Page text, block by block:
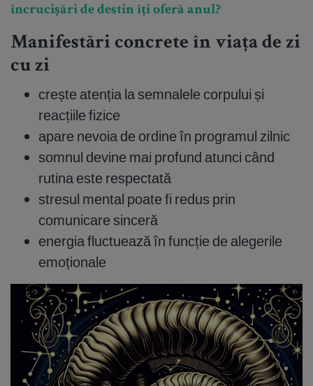
încrucișări de destin îți oferă anul?
Manifestări concrete în viața de zi
cu zi
crește atenția la semnalele corpului și
reacțiile fizice
apare nevoia de ordine în programul zilnic
somnul devine mai profund atunci când
rutina este respectată
stresul mental poate fi redus prin
comunicare sinceră
energia fluctuează în funcție de alegerile
emoționale